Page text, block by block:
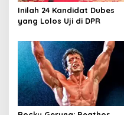
Inilah 24 Kandidat Dubes
yang Lolos Uji di DPR